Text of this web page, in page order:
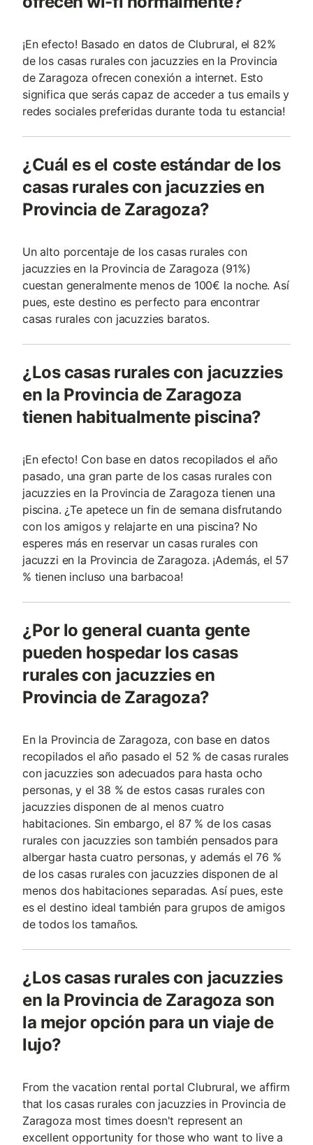
¡En efecto! Basado en datos de Clubrural, el 82%
de los casas rurales con jacuzzies en la Provincia
de Zaragoza ofrecen conexión a internet. Esto
significa que serás capaz de acceder a tus emails y
redes sociales preferidas durante toda tu estancia!
¿Cuál es el coste estándar de los
casas rurales con jacuzzies en
Provincia de Zaragoza?
Un alto porcentaje de los casas rurales con
jacuzzies en la Provincia de Zaragoza (91%)
cuestan generalmente menos de 100€ la noche. Así
pues, este destino es perfecto para encontrar
casas rurales con jacuzzies baratos.
¿Los casas rurales con jacuzzies
en la Provincia de Zaragoza
tienen habitualmente piscina?
¡En efecto! Con base en datos recopilados el año
pasado, una gran parte de los casas rurales con
jacuzzies en la Provincia de Zaragoza tienen una
piscina. ¿Te apetece un fin de semana disfrutando
con los amigos y relajarte en una piscina? No
esperes más en reservar un casas rurales con
jacuzzi en la Provincia de Zaragoza. ¡Además, el 57
% tienen incluso una barbacoa!
¿Por lo general cuanta gente
pueden hospedar los casas
rurales con jacuzzies en
Provincia de Zaragoza?
En la Provincia de Zaragoza, con base en datos
recopilados el año pasado el 52 % de casas rurales
con jacuzzies son adecuados para hasta ocho
personas, y el 38 % de estos casas rurales con
jacuzzies disponen de al menos cuatro
habitaciones. Sin embargo, el 87 % de los casas
rurales con jacuzzies son también pensados para
albergar hasta cuatro personas, y además el 76 %
de los casas rurales con jacuzzies disponen de al
menos dos habitaciones separadas. Así pues, este
es el destino ideal también para grupos de amigos
de todos los tamaños.
¿Los casas rurales con jacuzzies
en la Provincia de Zaragoza son
la mejor opción para un viaje de
lujo?
From the vacation rental portal Clubrural, we affirm
that los casas rurales con jacuzzies in Provincia de
Zaragoza most times doesn't represent an
excellent opportunity for those who want to live a